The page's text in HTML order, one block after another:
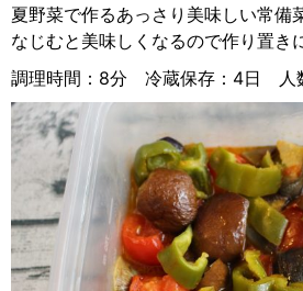
夏野菜で作るあっさり美味しい常備
なじむと美味しくなるので作り置き
調理時間：8分 冷蔵保存：4日 人